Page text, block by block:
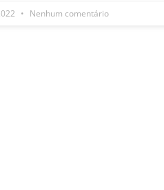
Nenhum comentário